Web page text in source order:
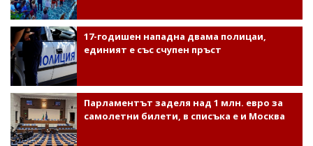
17-годишен нападна двама полицаи,
единият е със счупен пръст
Парламентът заделя над 1 млн. евро за
самолетни билети, в списъка е и Москва